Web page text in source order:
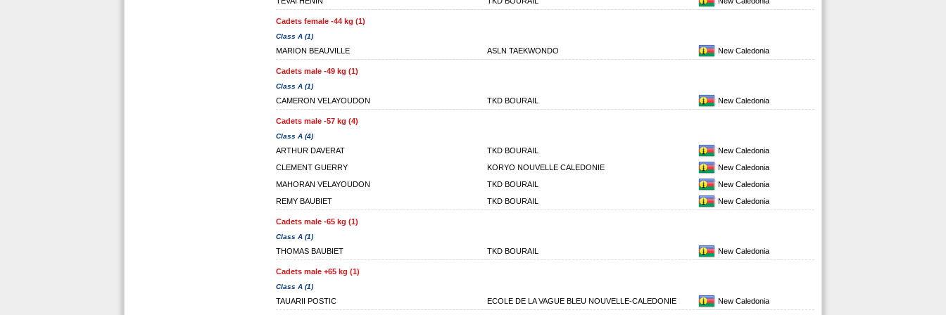
Cadets female -44 kg (1)
Class A (1)
MARION BEAUVILLE ASLN TAEKWONDO New Caledonia
Cadets male -49 kg (1)
Class A (1)
CAMERON VELAYOUDON TKD BOURAIL New Caledonia
Cadets male -57 kg (4)
Class A (4)
ARTHUR DAVERAT TKD BOURAIL
New Caledonia
CLEMENT GUERRY
KORYO NOUVELLE CALEDONIE
New Caledonia
MAHORAN VELAYOUDON
TKD BOURAIL
New Caledonia
REMY BAUBIET
TKD BOURAIL New Caledonia
Cadets male -65 kg (1)
Class A (1)
THOMAS BAUBIET TKD BOURAIL New Caledonia
Cadets male +65 kg (1)
Class A (1)
TAUARII POSTIC ECOLE DE LA VAGUE BLEU NOUVELLE-CALEDONIE New Caledonia